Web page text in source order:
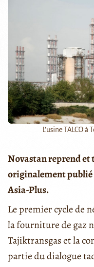
L'usine TALCO
Novastan reprend
originalement publié
Asia-Plus.
Le premier cycle de
la fourniture de gaz
Tajiktransgas et la
partie du dialogue